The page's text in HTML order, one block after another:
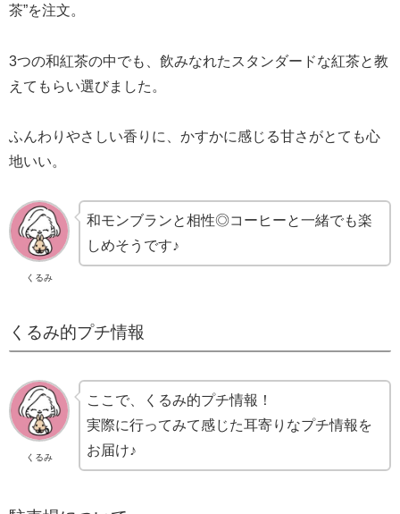
茶”を注文。
3つの和紅茶の中でも、飲みなれたスタンダードな紅茶と教
えてもらい選びました。
ふんわりやさしい香りに、かすかに感じる甘さがとても心
地いい。
くるみ
和モンブランと相性◎コーヒーと一緒でも楽
しめそうです♪
くるみ的プチ情報
くるみ
ここで、くるみ的プチ情報！
実際に行ってみて感じた耳寄りなプチ情報を
お届け♪